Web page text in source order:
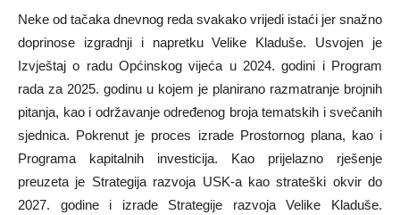
Neke od tačaka dnevnog reda svakako vrijedi istaći jer snažno
doprinose izgradnji i napretku Velike Kladuše. Usvojen je
Izvještaj o radu Općinskog vijeća u 2024. godini i Program
rada za 2025. godinu u kojem je planirano razmatranje brojnih
pitanja, kao i održavanje određenog broja tematskih i svečanih
sjednica. Pokrenut je proces izrade Prostornog plana, kao i
Programa kapitalnih investicija. Kao prijelazno rješenje
preuzeta je Strategija razvoja USK-a kao strateški okvir do
2027. godine i izrade Strategije razvoja Velike Kladuše.